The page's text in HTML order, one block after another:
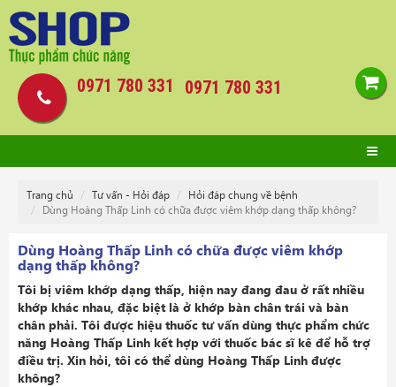
0971 780 331
0971 780 331
Trang chủ Tư vấn - Hỏi đáp
Hỏi đáp chung về bệnh
Dùng Hoàng Thấp Linh có chữa được viêm khớp dạng thấp không?
Dùng Hoàng Thấp Linh có chữa được viêm khớp
dạng thấp không?
Tôi bị viêm khớp dạng thấp, hiện nay đang đau ở rất nhiều
khớp khác nhau, đặc biệt là ở khớp bàn chân trái và bàn
chân phải. Tôi được hiệu thuốc tư vấn dùng thực phẩm chức
năng Hoàng Thấp Linh kết hợp với thuốc bác sĩ kê để hỗ trợ
điều trị. Xin hỏi, tôi có thể dùng Hoàng Thấp Linh được
không?